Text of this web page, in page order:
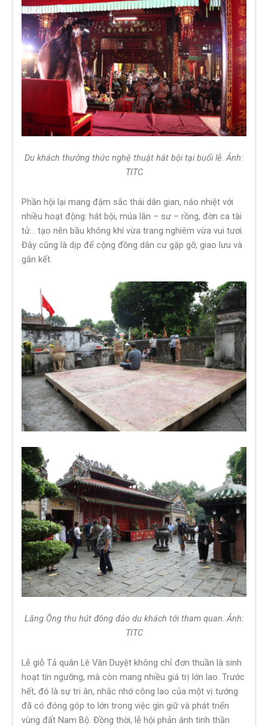
Du khách thưởng thức nghệ thuật hát bội tại buổi lễ.Ảnh:
TITC
Phần hội lại mang đậm sắc thái dân gian, náo nhiệt với
nhiều hoạt động: hát bội, múa lân – sư – rồng, đờn ca tài
tử… tạo nên bầu không khí vừa trang nghiêm vừa vui tươi.
Đây cũng là dịp để cộng đồng dân cư gặp gỡ, giao lưu và
gắn kết.
Lăng Ông thu hút đông đảo du khách tới tham quan.Ảnh:
TITC
Lễ giỗ Tả quân Lê Văn Duyệt không chỉ đơn thuần là sinh
hoạt tín ngưỡng, mà còn mang nhiều giá trị lớn lao. Trước
hết, đó là sự tri ân, nhắc nhớ công lao của một vị tướng
đã có đóng góp to lớn trong việc gìn giữ và phát triển
vùng đất Nam Bộ. Đồng thời, lễ hội phản ánh tinh thần